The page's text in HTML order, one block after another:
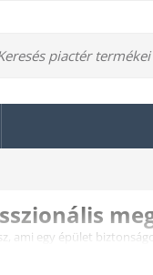
ami egy épület
és hosszú élettartamot